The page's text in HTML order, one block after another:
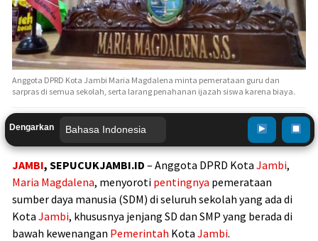
Anggota DPRD Kota Jambi Maria Magdalena minta pemerataan guru dan
sarpras di semua sekolah, serta larang penahanan ijazah siswa karena biaya.
Dengarkan
JAMBI, SEPUCUKJAMBI.ID – Anggota DPRD Kota Jambi,
Maria Magdalena, menyoroti pentingnya pemerataan
sumber daya manusia (SDM) di seluruh sekolah yang ada di
Kota Jambi, khususnya jenjang SD dan SMP yang berada di
bawah kewenangan Pemerintah Kota Jambi.